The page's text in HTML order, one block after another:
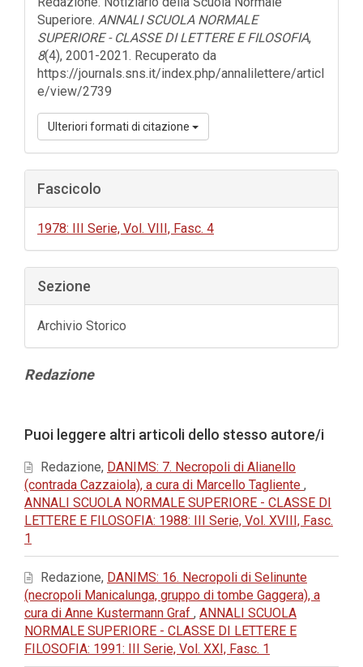
Superiore. ANNALI SCUOLA NORMALE
SUPERIORE - CLASSE DI LETTERE E FILOSOFIA,
8(4), 2001-2021. Recuperato da
https://journals.sns.it/index.php/annalilettere/articl
e/view/2739
Ulteriori formati di citazione
Fascicolo
1978: III Serie, Vol. VIII, Fasc. 4
Sezione
Archivio Storico
Contenuto
Redazione
dell'articolo
Puoi leggere altri articoli dello stesso autore/i
Redazione, DANIMS: 7. Necropoli di Alianello
(contrada Cazzaiola), a cura di Marcello Tagliente ,
ANNALI SCUOLA NORMALE SUPERIORE - CLASSE DI
LETTERE E FILOSOFIA: 1988: III Serie, Vol. XVIII, Fasc.
1
Redazione, DANIMS: 16. Necropoli di Selinunte
(necropoli Manicalunga, gruppo di tombe Gaggera), a
cura di Anne Kustermann Graf , ANNALI SCUOLA
NORMALE SUPERIORE - CLASSE DI LETTERE E
FILOSOFIA: 1991: III Serie, Vol. XXI, Fasc. 1